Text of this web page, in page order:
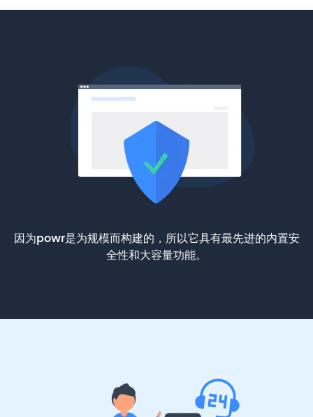
因为powr是为规模而构建的，所以它具有最先进的内置安
全性和大容量功能。